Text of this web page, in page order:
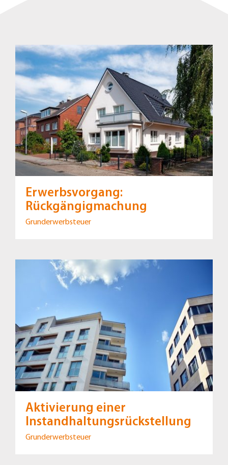
Erwerbsvorgang:
Rückgängigmachung
Grunderwerbsteuer
Aktivierung einer
Instandhaltungsrückstellung
Grunderwerbsteuer